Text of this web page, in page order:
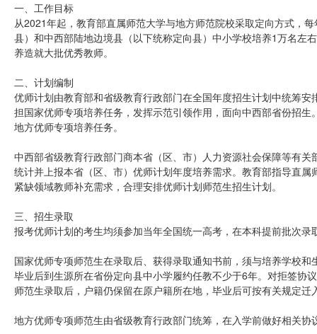
一、工作目标
从2021年起，教育部直属师范大学与地方师范院校采取定向方式，
县）和中西部陆地边境县（以下统称定向县）中小学校培养1万名左
养造就大批优秀教师。
二、计划编制
优师计划由教育部和省级教育行政部门在全国年度招生计划中统筹
担国家优师专项培养任务，发挥示范引领作用，面向中西部省份招
地方优师专项培养任务。
中西部省级教育行政部门商本省（区、市）人力资源社会保障等有
统计并上报本省（区、市）优师计划年度培养需求。教育部指导直
紧缺领域教师补充需求，合理安排优师计划师范生招生计划。
三、招生录取
报考优师计划的考生均须参加当年全国统一高考，在本科提前批次录
国家优师专项师范生在录取后、获得录取通知书前，须与培养学校
毕业后到生源所在省份定向县中小学履约任教不少于6年。对拒签协
师范生录取后，户籍仍保留在原户籍所在地，毕业后可按有关规定迁
地方优师专项师范生由省级教育行政部门统筹，在入学前做好相关协